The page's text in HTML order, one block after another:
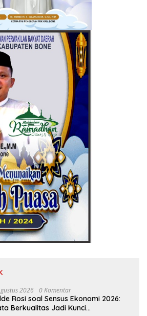
2026 0 Komentar
Rosi soal Sensus Ekonomi 2026:
Berkualitas Jadi Kunci